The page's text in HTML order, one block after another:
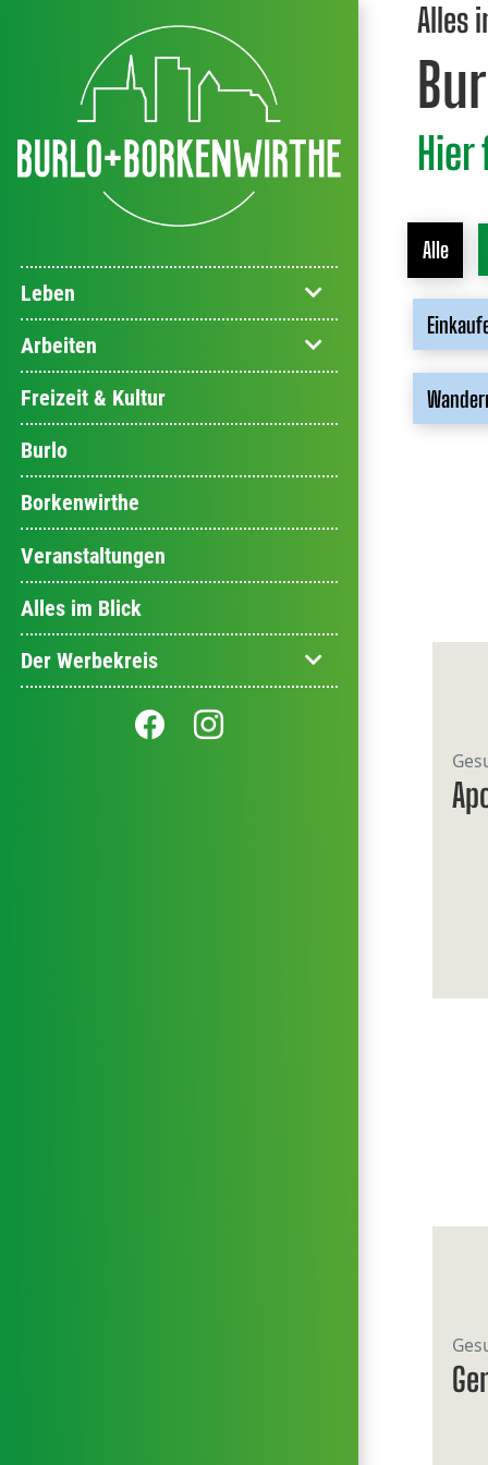
Leben
Arbeiten
Freizeit & Kultur
Burlo
Borkenwirthe
Veranstaltungen
Alles im Blick
Der Werbekreis
Alles
Alle